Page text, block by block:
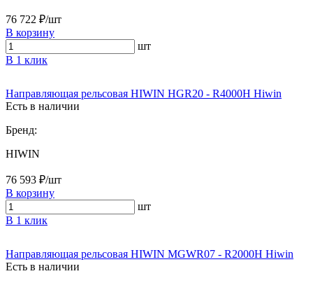
76 722 ₽/шт
В корзину
шт
В 1 клик
Направляющая рельсовая HIWIN HGR20 - R4000H Hiwin
Есть в наличии
Бренд:
HIWIN
76 593 ₽/шт
В корзину
шт
В 1 клик
Направляющая рельсовая HIWIN MGWR07 - R2000H Hiwin
Есть в наличии